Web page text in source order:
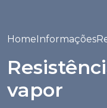
HomeInformações
vapor